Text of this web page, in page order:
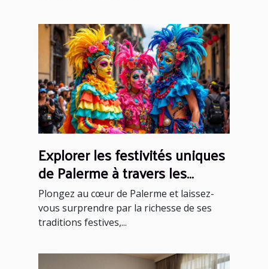
Explorer les festivités uniques
de Palerme à travers les
saisons
Plongez au cœur de Palerme et laissez-
vous surprendre par la richesse de ses
traditions festives,...